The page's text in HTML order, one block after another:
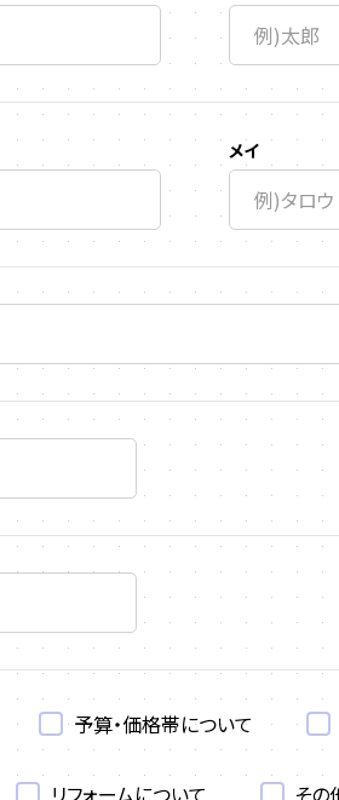
メイ
予算・価格帯について
リフォームについて その